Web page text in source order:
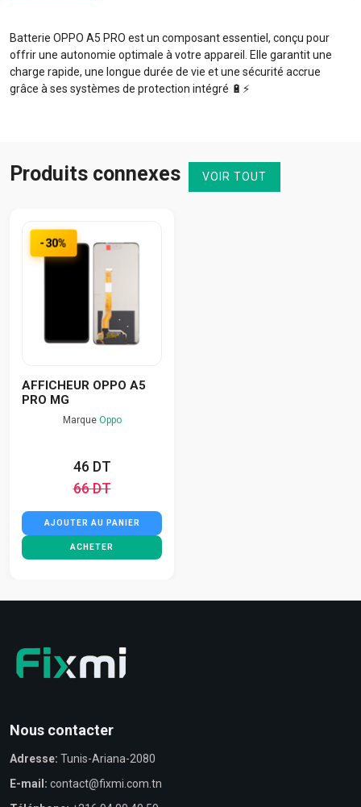
Batterie OPPO A5 PRO est un composant essentiel, conçu pour
offrir une autonomie optimale à votre appareil. Elle garantit une
charge rapide, une longue durée de vie et une sécurité accrue
grâce à ses systèmes de protection intégré 🔋⚡️
Produits connexes VOIR TOUT
-30%
AFFICHEUR OPPO A5
PRO MG
Marque Oppo
46 DT
66 DT
AJOUTER AU PANIER
ACHETER
Nous contacter
Adresse: Tunis-Ariana-2080
E-mail: contact@fixmi.com.tn